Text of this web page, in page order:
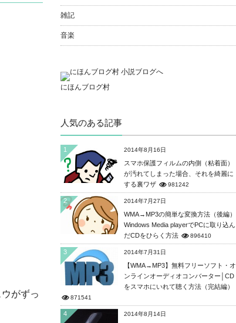
がずっ
雑記
音楽
にほんブログ村
人気のある記事
1 2014年8月16日
スマホ保護フィルムの内側（粘着面）
が汚れてしまった場合、それを綺麗に
する裏ワザ
981242
2 2014年7月27日
WMA→MP3の簡単な変換方法（後編）
Windows Media playerでPCに取り込ん
だCDをひらく方法
896410
3 2014年7月31日
【WMA→MP3】無料フリーソフト・オ
ンラインオーディオコンバーター│CD
をスマホにいれて聴く方法（完結編）
871541
4 2014年8月14日